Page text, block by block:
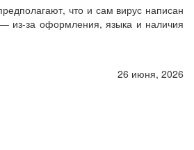
что и сам вирус написан
из-за оформления, языка и наличия
26 июня, 2026